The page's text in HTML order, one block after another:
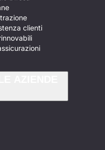
clienti